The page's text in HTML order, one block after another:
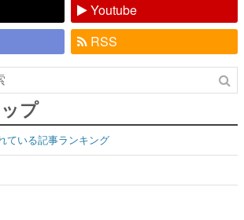
Youtube
RSS
プ
ている記事ランキング